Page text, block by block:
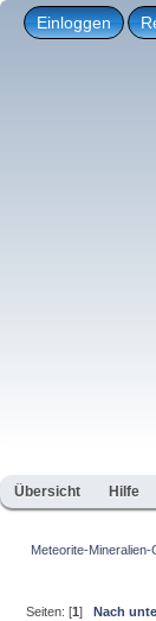
Einloggen
Übersicht Hilfe
Meteorite-
Seiten: [1]Nach